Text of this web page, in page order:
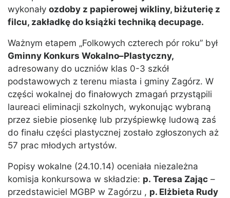
wykonały ozdoby z papierowej wikliny, biżuterię z
filcu, zakładkę do książki techniką decupage.
Ważnym etapem „Folkowych czterech pór roku” był
Gminny Konkurs Wokalno–Plastyczny,
adresowany do uczniów klas 0-3 szkół
podstawowych z terenu miasta i gminy Zagórz. W
części wokalnej do finałowych zmagań przystąpili
laureaci eliminacji szkolnych, wykonując wybraną
przez siebie piosenkę lub przyśpiewkę ludową zaś
do finału części plastycznej zostało zgłoszonych aż
57 prac młodych artystów.
Popisy wokalne (24.10.14) oceniała niezależna
komisja konkursowa w składzie: p. Teresa Zając –
przedstawiciel MGBP w Zagórzu , p. Elżbieta Rudy